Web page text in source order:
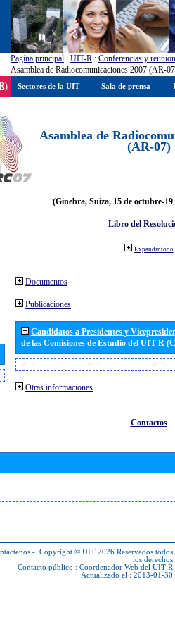
Pagína principal : UIT-R : Conferencias y
Asamblea de Radiocomunicaciones 2007 (AR-
Asamblea de
(AR-07)
(Ginebra, Suiza, 15 de octubre-19
Libro del
Expandir todo
Documentos
Publicaciones
Candidatos a Presidentes y
de las Comisiones de Estudio del UIT R
Otras informaciones
Contactos
- Copyright © UIT 2026 Reservados todos
los derechos
Contacto público : Coordenador Web del UIT-R
Actualizado el : 2013-01-30
Sectores de la UIT Sala de prensa